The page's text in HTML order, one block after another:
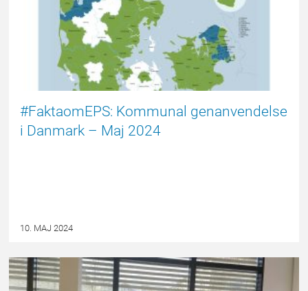
#FaktaomEPS: Kommunal genanvendelse
i Danmark – Maj 2024
10. MAJ 2024
EPSBLOGGEN